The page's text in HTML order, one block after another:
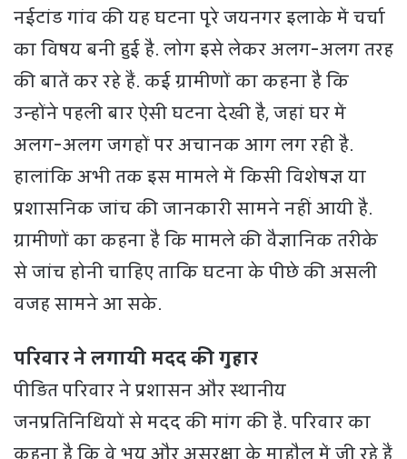
नईटांड गांव की यह घटना पूरे जयनगर इलाके में चर्चा
का विषय बनी हुई है. लोग इसे लेकर अलग-अलग तरह
की बातें कर रहे हैं. कई ग्रामीणों का कहना है कि
उन्होंने पहली बार ऐसी घटना देखी है, जहां घर में
अलग-अलग जगहों पर अचानक आग लग रही है.
हालांकि अभी तक इस मामले में किसी विशेषज्ञ या
प्रशासनिक जांच की जानकारी सामने नहीं आयी है.
ग्रामीणों का कहना है कि मामले की वैज्ञानिक तरीके
से जांच होनी चाहिए ताकि घटना के पीछे की असली
वजह सामने आ सके.
परिवार ने लगायी मदद की गुहार
पीड़ित परिवार ने प्रशासन और स्थानीय
जनप्रतिनिधियों से मदद की मांग की है. परिवार का